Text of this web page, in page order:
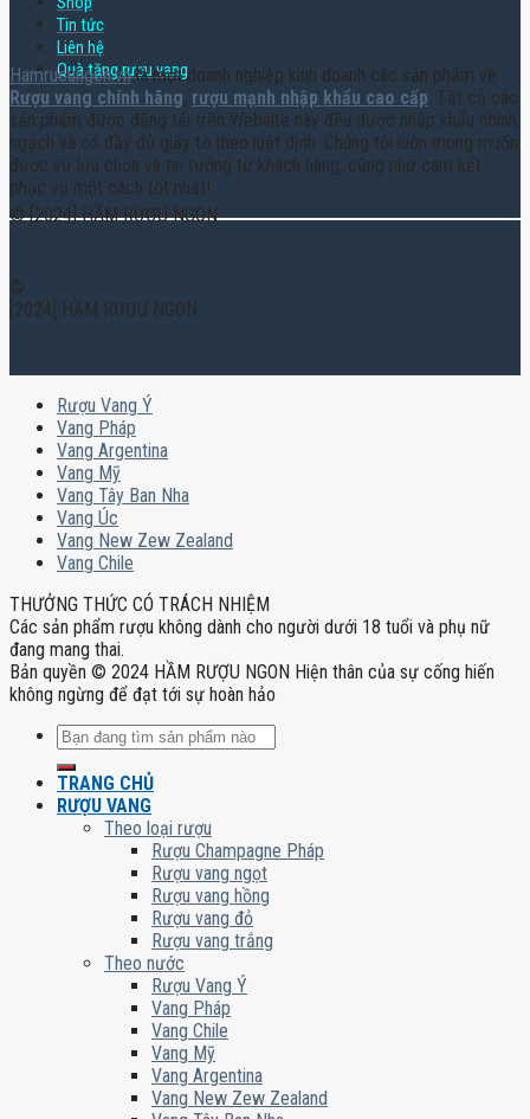
Tin tức
Liên hệ
Quà tặng rượu vang
Hamruoungon.vnlà một doanh nghiệp kinh doanh các sản phẩm về
Rượu vang chính hãng, rượu mạnh nhập khẩu cao cấp. Tất cả các
sản phẩm được đăng tải trên Website này đều được nhập khẩu chính
ngạch và có đầy đủ giấy tờ theo luật định. Chúng tôi luôn mong muốn
được sự lựa chọn và tin tưởng từ khách hàng, cũng như cam kết
phục vụ một cách tốt nhất!
© [2024] HẦM RƯỢU NGON
©
[2024] HẦM RƯỢU NGON
Rượu Vang Ý
Vang Pháp
Vang Argentina
Vang Mỹ
Vang Tây Ban Nha
Vang Úc
Vang New Zew Zealand
Vang Chile
THƯỞNG THỨC CÓ TRÁCH NHIỆM
Các sản phẩm rượu không dành cho người dưới 18 tuổi và phụ nữ
đang mang thai.
Bản quyền © 2024 HẦM RƯỢU NGON Hiện thân của sự cống hiến
không ngừng để đạt tới sự hoàn hảo
Tìm
TRANG CHỦ
RƯỢU VANG
Theo loại rượu
Rượu Champagne Pháp
Rượu vang ngọt
Rượu vang hồng
Rượu vang đỏ
Rượu vang trắng
Theo nước
Rượu Vang Ý
Vang Pháp
Vang Chile
Vang Mỹ
Vang Argentina
Vang New Zew Zealand